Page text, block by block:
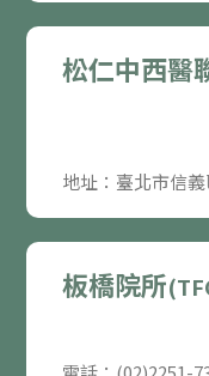
松仁中西醫
地址：臺北市信
板橋院所